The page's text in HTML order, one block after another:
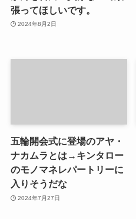
張ってほしいです。
2024年8月2日
五輪開会式に登場のアヤ・
ナカムラとは→キンタロー
のモノマネレパートリーに
入りそうだな
2024年7月27日